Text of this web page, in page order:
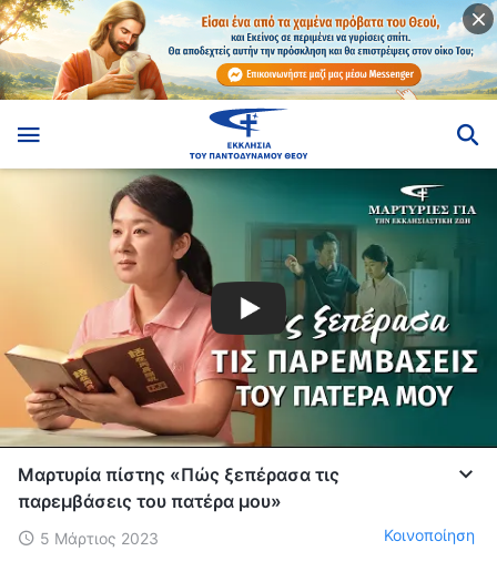
Μαρτυρία πίστης «Πώς ξεπέρασα τις
παρεμβάσεις του πατέρα μου»
5 Μάρτιος 2023 Κοινοποίηση